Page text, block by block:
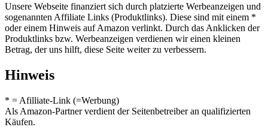
Unsere Webseite finanziert sich durch platzierte Werbeanzeigen und
sogenannten Affiliate Links (Produktlinks). Diese sind mit einem *
oder einem Hinweis auf Amazon verlinkt. Durch das Anklicken der
Produktlinks bzw. Werbeanzeigen verdienen wir einen kleinen
Betrag, der uns hilft, diese Seite weiter zu verbessern.
Hinweis
* = Afilliate-Link (=Werbung)
Als Amazon-Partner verdient der Seitenbetreiber an qualifizierten
Käufen.